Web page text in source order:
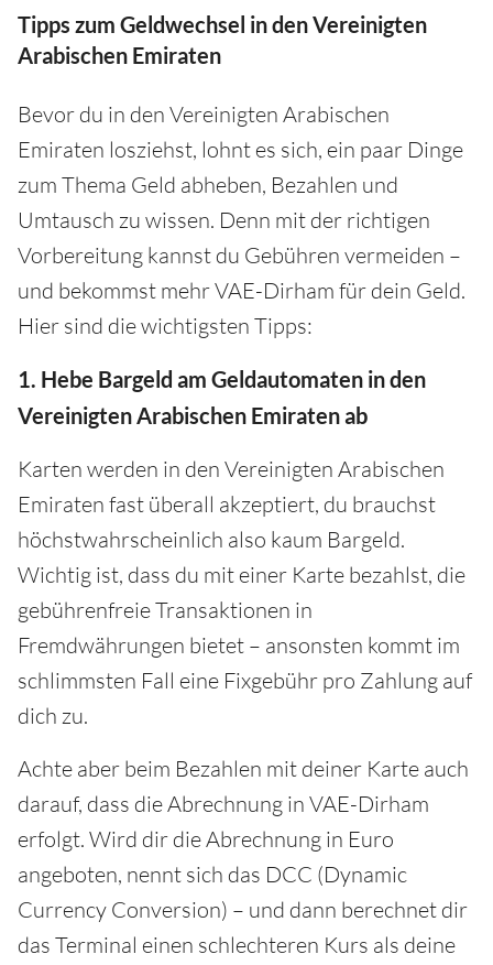
Tipps zum Geldwechsel in den Vereinigten
Arabischen Emiraten
Bevor du in den Vereinigten Arabischen
Emiraten losziehst, lohnt es sich, ein paar Dinge
zum Thema Geld abheben, Bezahlen und
Umtausch zu wissen. Denn mit der richtigen
Vorbereitung kannst du Gebühren vermeiden –
und bekommst mehr VAE-Dirham für dein Geld.
Hier sind die wichtigsten Tipps:
1. Hebe Bargeld am Geldautomaten in den
Vereinigten Arabischen Emiraten ab
Karten werden in den Vereinigten Arabischen
Emiraten fast überall akzeptiert, du brauchst
höchstwahrscheinlich also kaum Bargeld.
Wichtig ist, dass du mit einer Karte bezahlst, die
gebührenfreie Transaktionen in
Fremdwährungen bietet – ansonsten kommt im
schlimmsten Fall eine Fixgebühr pro Zahlung auf
dich zu.
Achte aber beim Bezahlen mit deiner Karte auch
darauf, dass die Abrechnung in VAE-Dirham
erfolgt. Wird dir die Abrechnung in Euro
angeboten, nennt sich das DCC (Dynamic
Currency Conversion) – und dann berechnet dir
das Terminal einen schlechteren Kurs als deine